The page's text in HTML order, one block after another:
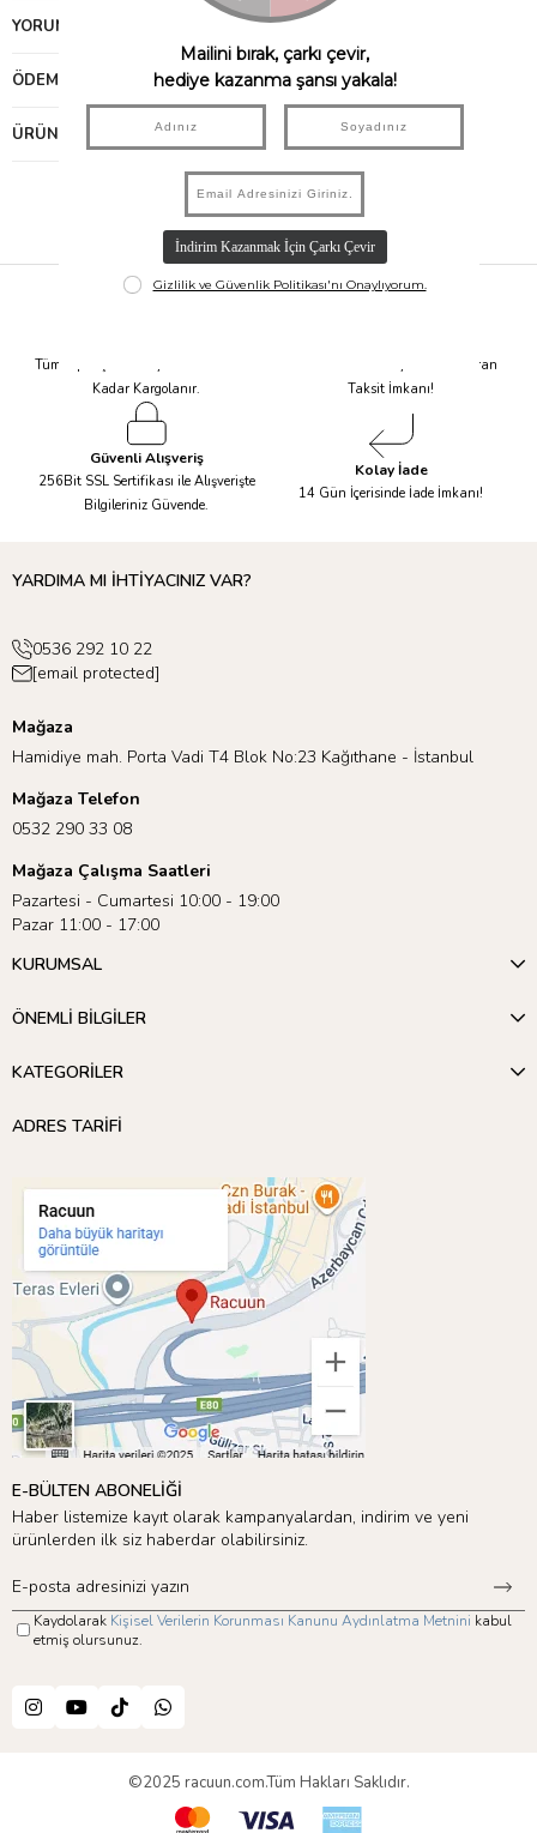
YORUMLAR
ÖDEME SEÇENEKLERI
ÜRÜN ÖNERILERI
Tüm Siparişleriniz Aynı Gün 14.00'a
Kadar Kargolanır.
Tüm Ürünlerde 6 Aya Kadar Varan
Taksit İmkanı!
Güvenli Alışveriş
256Bit SSL Sertifikası ile Alışverişte
Bilgileriniz Güvende.
Kolay İade
14 Gün İçerisinde İade İmkanı!
YARDIMA MI İHTİYACINIZ VAR?
0536 292 10 22
[email protected]
Mağaza
Hamidiye mah. Porta Vadi T4 Blok No:23 Kağıthane - İstanbul
Mağaza Telefon
0532 290 33 08
Mağaza Çalışma Saatleri
Pazartesi - Cumartesi 10:00 - 19:00
Pazar 11:00 - 17:00
KURUMSAL
ÖNEMLİ BİLGİLER
KATEGORİLER
ADRES TARİFİ
E-BÜLTEN ABONELİĞİ
Haber listemize kayıt olarak kampanyalardan, indirim ve yeni
ürünlerden ilk siz haberdar olabilirsiniz.
Kaydolarak Kişisel Verilerin Korunması Kanunu Aydınlatma Metnini kabul
etmiş olursunuz.
©2025 racuun.com.Tüm Hakları Saklıdır.